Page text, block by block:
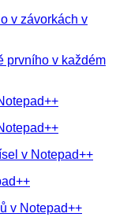
v závorkách v
prvního v každém
v Notepad++
v Notepad++